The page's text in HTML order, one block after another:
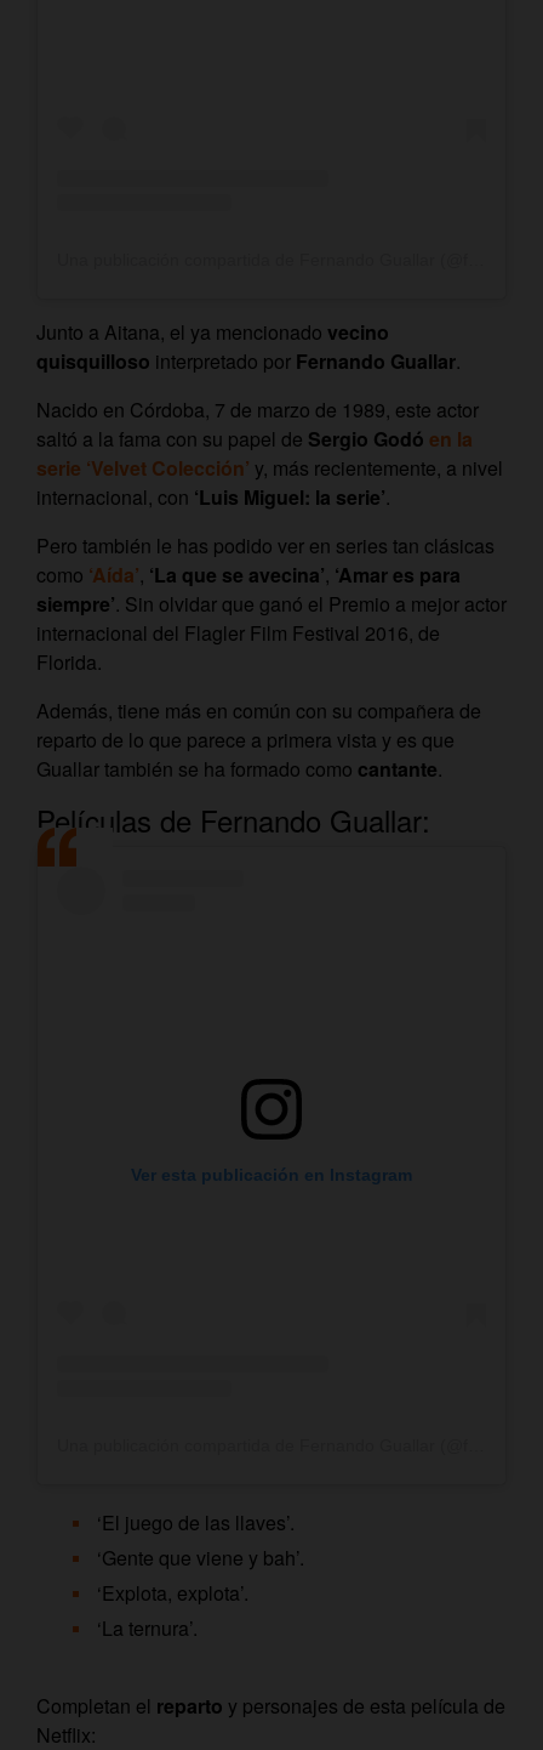
Junto a Aitana, el ya mencionado vecino
quisquilloso interpretado por Fernando Guallar.
Nacido en Córdoba, 7 de marzo de 1989, este actor
saltó a la fama con su papel de Sergio Godó en la
serie ‘Velvet Colección’ y, más recientemente, a nivel
internacional, con ‘Luis Miguel: la serie’.
Pero también le has podido ver en series tan clásicas
como ‘Aída’, ‘La que se avecina’, ‘Amar es para
siempre’.​ Sin olvidar que ganó el Premio a mejor actor
internacional del Flagler Film Festival 2016, de
Florida.
Además, tiene más en común con su compañera de
reparto de lo que parece a primera vista y es que
Guallar también se ha formado como cantante.
Películas de Fernando Guallar:
Ver esta publicación en Instagram
‘El juego de las llaves’.
‘Gente que viene y bah’.
‘Explota, explota’.
‘La ternura’.
Completan el reparto y personajes de esta película de
Netflix: